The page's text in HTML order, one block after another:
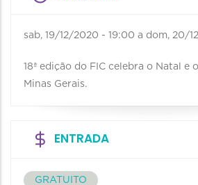
sab, 19/12/2020 - 19:00 a dom, 20/
18ª edição do FIC celebra o Natal e
Minas Gerais.
ENTRADA
GRATUITO